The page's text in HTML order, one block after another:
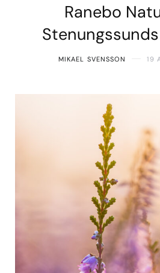
Ranebo
MIKAEL SVENSSON 19